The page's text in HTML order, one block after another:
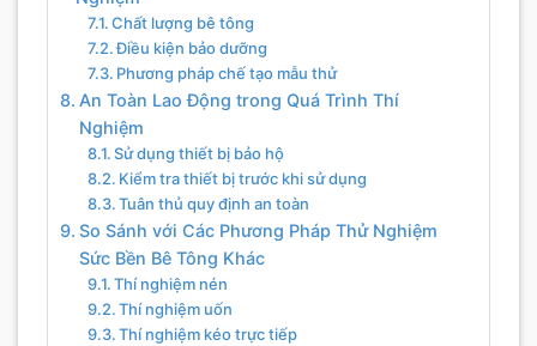
Chất lượng bê tông
Điều kiện bảo dưỡng
Phương pháp chế tạo mẫu thử
An Toàn Lao Động trong Quá Trình Thí
Nghiệm
Sử dụng thiết bị bảo hộ
Kiểm tra thiết bị trước khi sử dụng
Tuân thủ quy định an toàn
So Sánh với Các Phương Pháp Thử Nghiệm
Sức Bền Bê Tông Khác
Thí nghiệm nén
Thí nghiệm uốn
Thí nghiệm kéo trực tiếp